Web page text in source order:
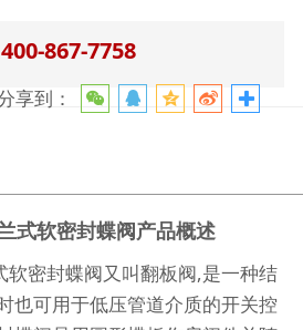
867-7758
享到：
式软密封蝶阀产品概述
密封蝶阀又叫翻板阀,是一种结
也可用于低压管道介质的开关控